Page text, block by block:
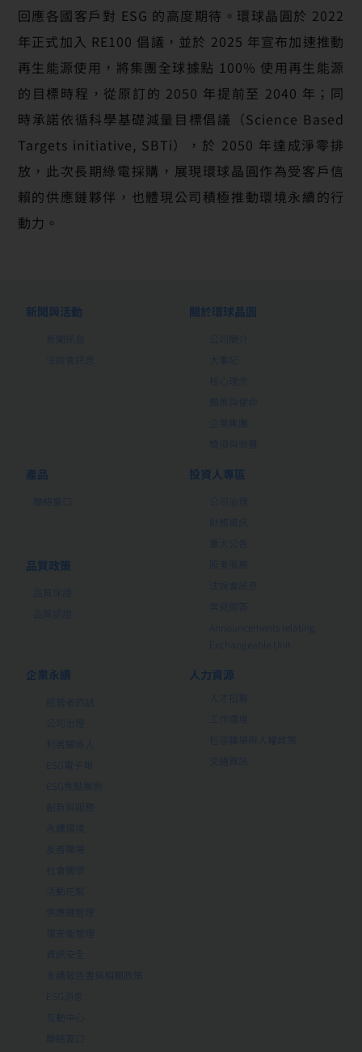
回應各國客戶對 ESG 的高度期待。環球晶圓於 2022
年正式加入 RE100 倡議，並於 2025 年宣布加速推動
再生能源使用，將集團全球據點 100% 使用再生能源
的目標時程，從原訂的 2050 年提前至 2040 年；同
時承諾依循科學基礎減量目標倡議（Science Based
Targets initiative, SBTi），於 2050 年達成淨零排
放，此次長期綠電採購，展現環球晶圓作為受客戶信
賴的供應鏈夥伴，也體現公司積極推動環境永續的行
動力。
新聞與活動
新聞訊息
法說會訊息
關於環球晶圓
公司簡介
大事紀
核心理念
願景與使命
企業集團
獎項與榮譽
產品
聯絡窗口
品質政策
品質保證
品質認證
投資人專區
公司治理
財務資訊
重大公告
股東服務
法說會訊息
常見問答
Announcements relating
Exchangeable Unit
企業永續
經營者的話
公司治理
利害關係人
ESG電子報
ESG焦點案例
創新與服務
永續環境
友善職場
社會關懷
活動花絮
供應鏈管理
環安衛管理
資訊安全
永續報告書與相關政策
ESG消息
互動中心
聯絡窗口
人力資源
人才招募
工作環境
包容職場與人權政策
交通資訊